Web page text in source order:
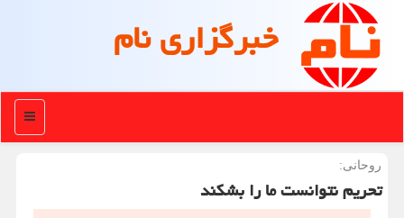
خبرگزاری نام
منو
روحانی:
تحریم نتوانست ما را بشكند